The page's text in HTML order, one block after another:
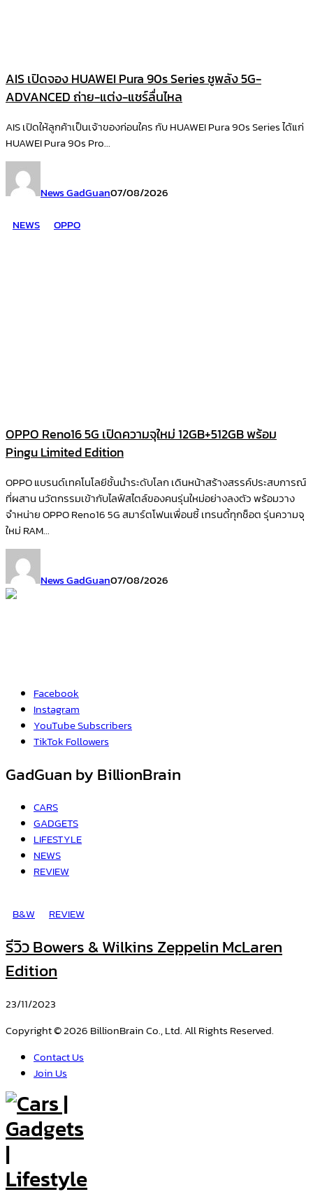
AIS เปิดจอง HUAWEI Pura 90s Series ชูพลัง 5G-
ADVANCED ถ่าย-แต่ง-แชร์ลื่นไหล
AIS เปิดให้ลูกค้าเป็นเจ้าของก่อนใคร กับ HUAWEI Pura 90s Series ได้แก่
HUAWEI Pura 90s Pro...
News GadGuan07/08/2026
NEWS
OPPO
OPPO Reno16 5G เปิดความจุใหม่ 12GB+512GB พร้อม
Pingu Limited Edition
OPPO แบรนด์เทคโนโลยีชั้นนำระดับโลก เดินหน้าสร้างสรรค์ประสบการณ์
ที่ผสาน นวัตกรรมเข้ากับไลฟ์สไตล์ของคนรุ่นใหม่อย่างลงตัว พร้อมวาง
จำหน่าย OPPO Reno16 5G สมาร์ตโฟนเพื่อนซี้ เทรนดี้ทุกช็อต รุ่นความจุ
ใหม่ RAM...
News GadGuan07/08/2026
Facebook
Instagram
YouTubeSubscribers
TikTok Followers
GadGuan by BillionBrain
CARS
GADGETS
LIFESTYLE
NEWS
REVIEW
B&W REVIEW
รีวิว Bowers & Wilkins Zeppelin McLaren
Edition
23/11/2023
Copyright © 2026 BillionBrain Co., Ltd. All Rights Reserved.
Contact Us
Join Us